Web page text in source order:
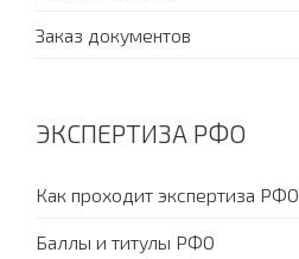
Заказ документов
ЭКСПЕРТИЗА РФО
Как проходит экспертиза РФО
Баллы и титулы РФО